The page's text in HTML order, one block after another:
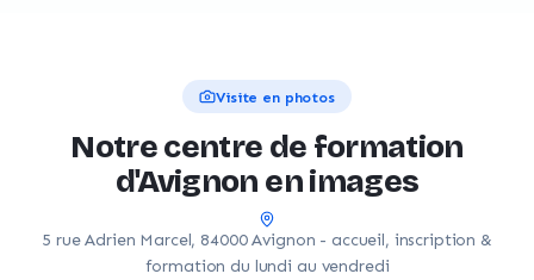
Visite en photos
Notre centre de formation
d'Avignon en images
5 rue Adrien Marcel, 84000 Avignon - accueil, inscription &
formation du lundi au vendredi